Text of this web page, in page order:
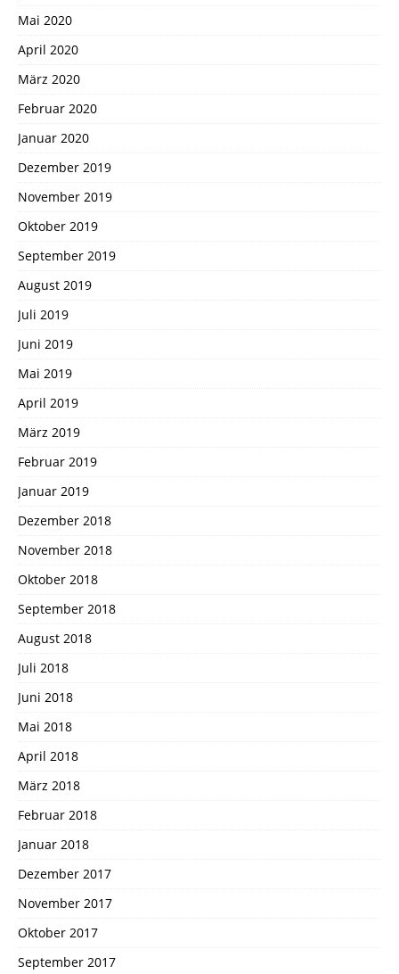
Mai 2020
April 2020
März 2020
Februar 2020
Januar 2020
Dezember 2019
November 2019
Oktober 2019
September 2019
August 2019
Juli 2019
Juni 2019
Mai 2019
April 2019
März 2019
Februar 2019
Januar 2019
Dezember 2018
November 2018
Oktober 2018
September 2018
August 2018
Juli 2018
Juni 2018
Mai 2018
April 2018
März 2018
Februar 2018
Januar 2018
Dezember 2017
November 2017
Oktober 2017
September 2017